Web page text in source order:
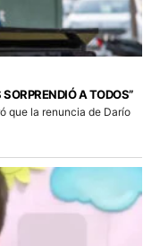
A TODOS”
que la renuncia de Darío